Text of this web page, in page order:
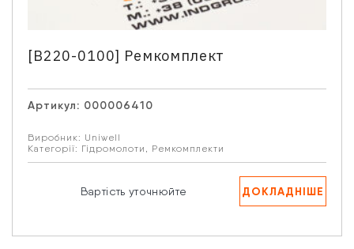
[B220-0100] Ремкомплект
Артикул: 000006410
Виробник: Uniwell
Категорії: Гідромолоти , Ремкомплекти
Вартість уточнюйте ДОКЛАДНІШЕ